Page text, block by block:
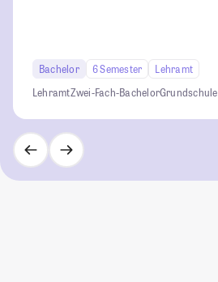
Bachelor 6 Semester
Lehramt
LehramtZwei-Fach-BachelorGrundschule